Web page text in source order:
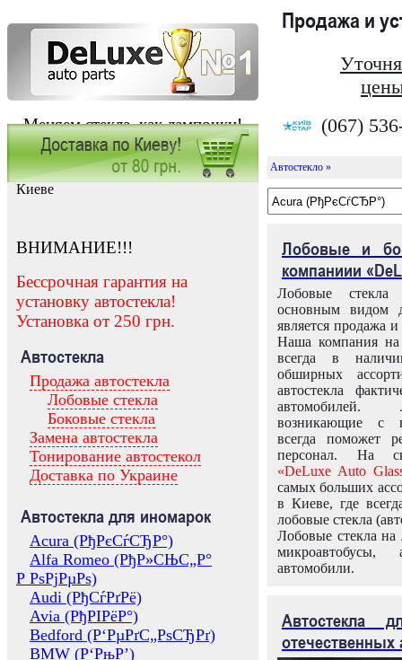
Меняем стекла, как лампочки!
Продажа и
(067)
Заказать установку автостекла в
Киеве
ВНИМАНИЕ!!!
Бессрочная гарантия на
установку автостекла!
Установка от 250 грн.
Автостекла
Продажа автостекла
Лобовые стекла
Боковые стекла
Замена автостекла
Тонирование автостекол
Доставка по Украине
Автостекла для иномарок
Acura (РђРєСѓСЂР°)
Alfa Romeo (РђР»СЊС„Р°
Р РѕРјРµРѕ)
Audi (РђСѓРґРё)
Avia (РђРІРёР°)
Bedford (Р‘РµРґС„РѕСЂРґ)
BMW (Р‘РњР’)
Автостекло »
Лобовые и
компаниии
Лобовые
основным видом
является продажа и
Наша компания на
всегда в
обширных
автостекла
возникающие с
всегда поможет
персонал. На
«DeLuxe Auto
самых больших
в Киеве, где
лобовые стекла
Лобовые стекла на
микроавтобусы,
автомобили.
Автостекла
отечественных